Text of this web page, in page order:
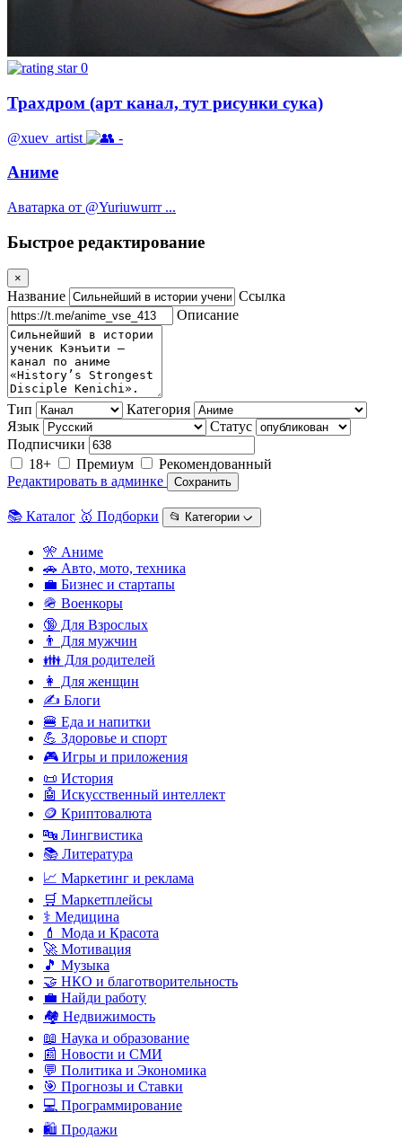
0
Трахдром (арт канал, тут рисунки сука)
@xuev_artist -
Аниме
Аватарка от @Yuriuwurrr ...
Быстрое редактирование
×
Название
Ссылка
Описание
Тип
Категория
Язык
Статус
Подписчики
18+
Премиум
Рекомендованный
Редактировать в админке
Сохранить
📚 Каталог 🥇 Подборки 📂 Категории ᨆ
🎌 Аниме
🚗 Авто, мото, техника
💼 Бизнес и стартапы
🪖 Военкоры
🔞 Для Взрослых
👨 Для мужчин
👪 Для родителей
👩 Для женщин
✍️ Блоги
🍔 Еда и напитки
💪 Здоровье и спорт
🎮 Игры и приложения
📜 История
🤖 Искусственный интеллект
🪙 Криптовалюта
🔤 Лингвистика
📚 Литература
📈 Маркетинг и реклама
🛒 Маркетплейсы
⚕️ Медицина
💄 Мода и Красота
🚀 Мотивация
🎵 Музыка
🤝 НКО и благотворительность
💼 Найди работу
🏘️ Недвижимость
📖 Наука и образование
📰 Новости и СМИ
💬 Политика и Экономика
🎯 Прогнозы и Ставки
💻 Программирование
🛍️ Продажи